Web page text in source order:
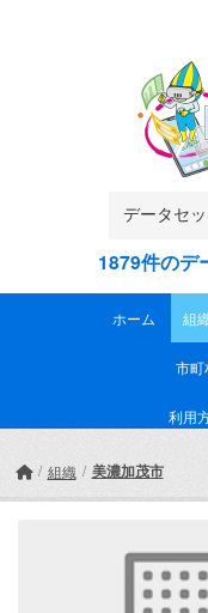
1879件のデ
ホーム 組
市町
利用
組織 美濃加茂市